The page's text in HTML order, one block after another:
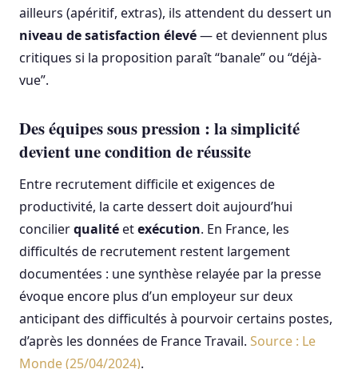
ailleurs (apéritif, extras), ils attendent du dessert un
niveau de satisfaction élevé— et deviennent plus
critiques si la proposition paraît “banale” ou “déjà-
vue”.
Des équipes sous pression : la simplicité
devient une condition de réussite
Entre recrutement difficile et exigences de
productivité, la carte dessert doit aujourd’hui
concilierqualitéetexécution. En France, les
difficultés de recrutement restent largement
documentées : une synthèse relayée par la presse
évoque encore plus d’un employeur sur deux
anticipant des difficultés à pourvoir certains postes,
d’après les données de France Travail. Source : Le
Monde (25/04/2024).